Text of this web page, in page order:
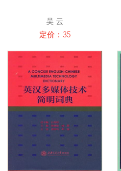
吴 云
定价：35